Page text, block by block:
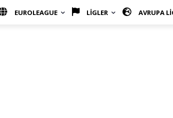
EUROLEAGUE LİGLER AVRUPA